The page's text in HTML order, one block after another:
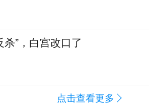
”，白宫改口了
点击查看更多